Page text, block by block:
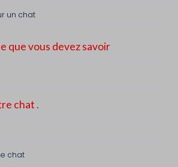
un chat
que vous devez savoir
chat .
chat